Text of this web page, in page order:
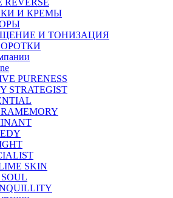
И КРЕМЫ
И ТОНИЗАЦИЯ
PURENESS
STRATEGIST
SKIN